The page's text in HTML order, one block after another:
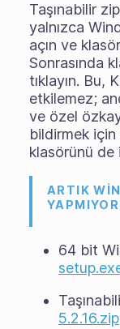
Taşınabilir
yalnızca
açın ve
Sonrasında
tıklayın. Bu,
etkilemez;
ve özel
bildirmek için
klasörünü de
ARTIK
64 bit
5.2.16.zip